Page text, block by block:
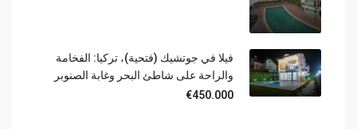
فيلا في جوتشيك (فتحية)، تركيا: الفخامة
والراحة على شاطئ البحر وغابة الصنوبر
€450.000